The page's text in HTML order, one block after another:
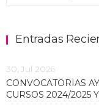
Entradas
30, Jul 2026
CONVOCATORIAS
CURSOS 2024/2025